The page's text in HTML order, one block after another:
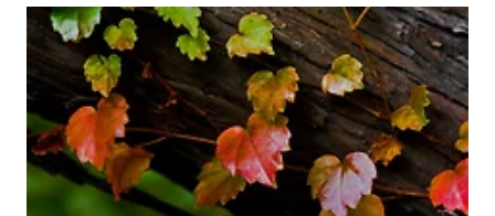
그리고 노부부...가족.. 다양한 사람들이 산책로를 거닐고 있네요. 올림픽공원
내에 있는 커피빈 .. 미술관과 옆에 위치하고 있고 위치또한 명당 중에 명당이
아닌가 싶습니다. 이 날은 그래도 비교적 한산하더군요. 오늘은 문득 용혜원 님
에 시가 생각납니다~ *♤가을엔 어디론가 떠나고 싶습니다♤*/ 용혜원 어디
론가 떠나고 싶습니다 이 ..